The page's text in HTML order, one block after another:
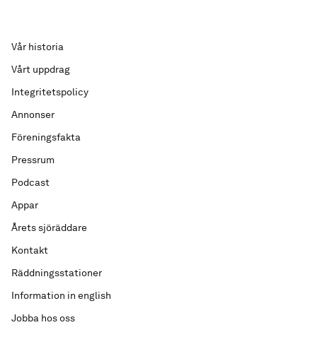
Vår historia
Vårt uppdrag
Integritetspolicy
Annonser
Föreningsfakta
Pressrum
Podcast
Appar
Årets sjöräddare
Kontakt
Räddningsstationer
Information in english
Jobba hos oss